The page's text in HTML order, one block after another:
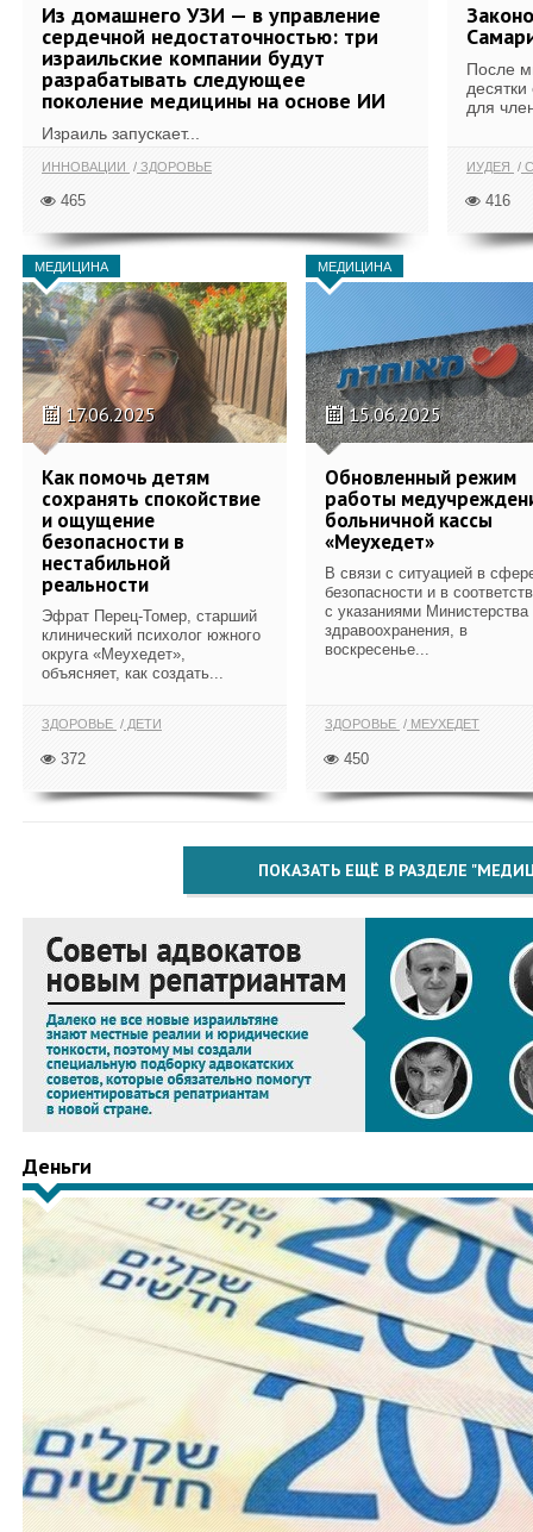
Из домашнего УЗИ — в управление
сердечной недостаточностью: три
израильские компании будут
разрабатывать следующее
поколение медицины на основе ИИ
Израиль запускает...
ИННОВАЦИИ ЗДОРОВЬЕ
465
После
для
ИУДЕЯ
416
МЕДИЦИНА
17.06.2025
Как помочь детям
сохранять спокойствие
и ощущение
безопасности в
нестабильной
реальности
Эфрат Перец-Томер, старший
клинический психолог южного
округа «Меухедет»,
объясняет, как создать...
ЗДОРОВЬЕ ДЕТИ
372
МЕДИЦИНА
15.06.2025
Обновленный режим
работы
больничной кассы
«Меухедет»
В связи с ситуацией в
безопасности и в
с указаниями Министерства
здравоохранения, в
воскресенье...
ЗДОРОВЬЕ МЕУХЕДЕТ
450
ПОКАЗАТЬ ЕЩЁ В РАЗДЕЛЕ
Деньги